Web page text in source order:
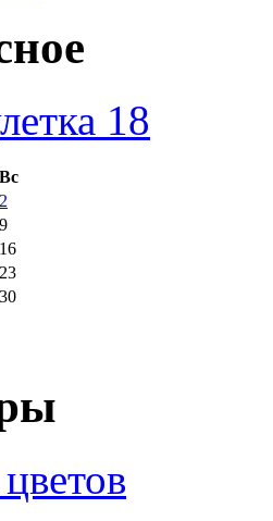
18
Вс
2
9
16
23
30